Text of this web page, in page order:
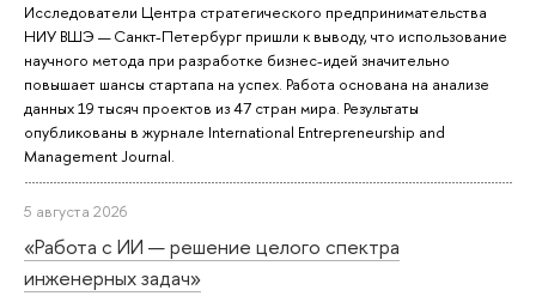
Исследователи Центра стратегического предпринимательства
НИУ ВШЭ — Санкт-Петербург пришли к выводу, что использование
научного метода при разработке бизнес-идей значительно
повышает шансы стартапа на успех. Работа основана на анализе
данных 19 тысяч проектов из 47 стран мира. Результаты
опубликованы в журнале International Entrepreneurship and
Management Journal.
5 августа 2026
«Работа с ИИ — решение целого спектра
инженерных задач»